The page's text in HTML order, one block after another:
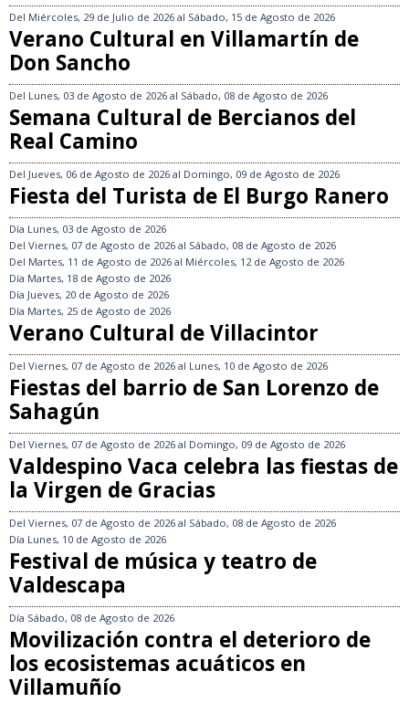
Del Miércoles, 29 de Julio de 2026 al Sábado, 15 de Agosto de 2026
Verano Cultural en Villamartín de
Don Sancho
Del Lunes, 03 de Agosto de 2026 al Sábado, 08 de Agosto de 2026
Semana Cultural de Bercianos del
Real Camino
Del Jueves, 06 de Agosto de 2026 al Domingo, 09 de Agosto de 2026
Fiesta del Turista de El Burgo Ranero
Día Lunes, 03 de Agosto de 2026
Del Viernes, 07 de Agosto de 2026 al Sábado, 08 de Agosto de 2026
Del Martes, 11 de Agosto de 2026 al Miércoles, 12 de Agosto de 2026
Día Martes, 18 de Agosto de 2026
Día Jueves, 20 de Agosto de 2026
Día Martes, 25 de Agosto de 2026
Verano Cultural de Villacintor
Del Viernes, 07 de Agosto de 2026 al Lunes, 10 de Agosto de 2026
Fiestas del barrio de San Lorenzo de
Sahagún
Del Viernes, 07 de Agosto de 2026 al Domingo, 09 de Agosto de 2026
Valdespino Vaca celebra las fiestas de
la Virgen de Gracias
Del Viernes, 07 de Agosto de 2026 al Sábado, 08 de Agosto de 2026
Día Lunes, 10 de Agosto de 2026
Festival de música y teatro de
Valdescapa
Día Sábado, 08 de Agosto de 2026
Movilización contra el deterioro de
los ecosistemas acuáticos en
Villamuñío